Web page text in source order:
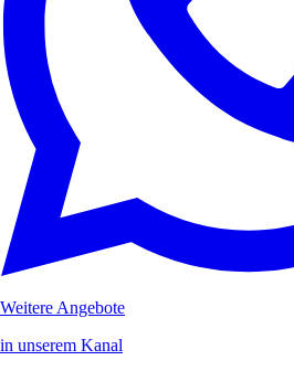
Weitere Angebote
in unserem Kanal